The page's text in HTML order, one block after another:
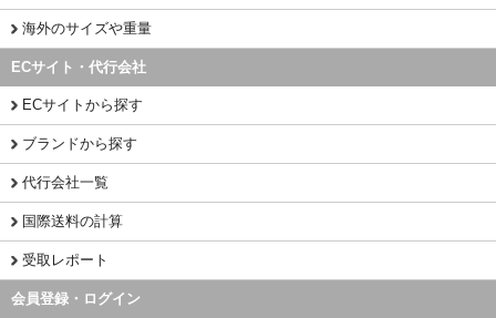
海外のサイズや重量
ECサイト・代行会社
ECサイトから探す
ブランドから探す
代行会社一覧
国際送料の計算
受取レポート
会員登録・ログイン